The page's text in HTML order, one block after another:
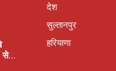
से...
देश
सुल्तानपुर
हरियाणा